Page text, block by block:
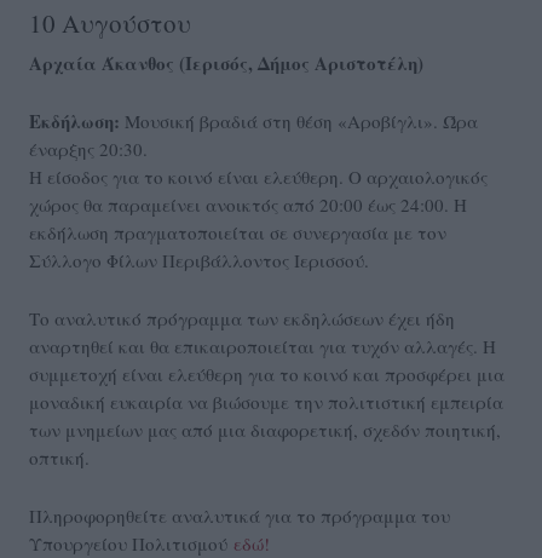
10 Αυγούστου
Αρχαία Άκανθος (Ιερισός, Δήμος Αριστοτέλη)
Εκδήλωση: Μουσική βραδιά στη θέση «Αροβίγλι». Ώρα
έναρξης 20:30.
Η είσοδος για το κοινό είναι ελεύθερη. Ο αρχαιολογικός
χώρος θα παραμείνει ανοικτός από 20:00 έως 24:00. Η
εκδήλωση πραγματοποιείται σε συνεργασία με τον
Σύλλογο Φίλων Περιβάλλοντος Ιερισσού.
Το αναλυτικό πρόγραμμα των εκδηλώσεων έχει ήδη
αναρτηθεί και θα επικαιροποιείται για τυχόν αλλαγές. Η
συμμετοχή είναι ελεύθερη για το κοινό και προσφέρει μια
μοναδική ευκαιρία να βιώσουμε την πολιτιστική εμπειρία
των μνημείων μας από μια διαφορετική, σχεδόν ποιητική,
οπτική.
Πληροφορηθείτε αναλυτικά για το πρόγραμμα του
Υπουργείου Πολιτισμού εδώ!